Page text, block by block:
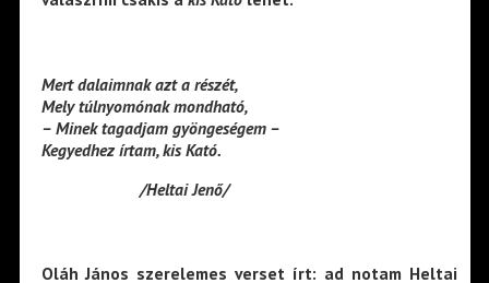
Mert dalaimnak azt a részét,
Mely túlnyomónak mondható,
– Minek tagadjam gyöngeségem –
Kegyedhez írtam, kis Kató.
/Heltai Jenő/
Oláh János szerelemes verset írt: ad notam Heltai